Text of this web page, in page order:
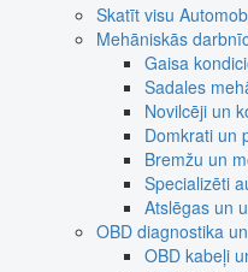
Skatīt visu
Mehāniskās
Gaisa
Sadales
Novilcēji un
Domkrati un
Bremžu un
Specializēti
Atslēgas un
OBD diagnostika
OBD kabeļi